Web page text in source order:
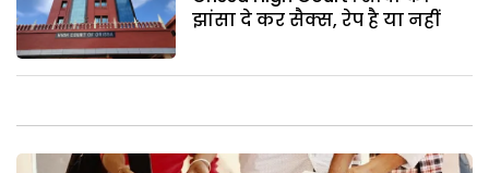
झांसा दे कर सैक्स, रेप है या नहीं